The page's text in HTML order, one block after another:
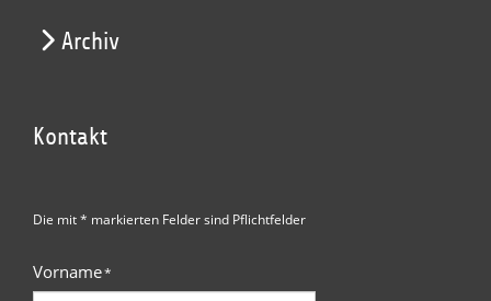
Archiv
Kontakt
Die mit * markierten Felder sind Pflichtfelder
Vorname*